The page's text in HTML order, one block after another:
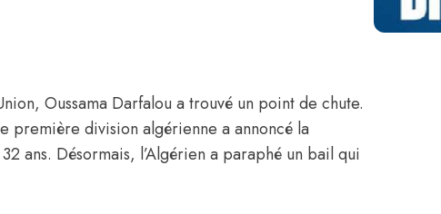
Oussama Darfalou a trouvé un point de chute.
première division algérienne a annoncé la
ans. Désormais, l’Algérien a paraphé un bail qui